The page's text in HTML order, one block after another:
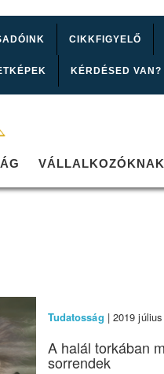
CIKKFIGYELŐ
KÉRDÉSED
VÁLLALKOZÓKNAK
Tudatosság | 2019
A halál torkában
sorrendek